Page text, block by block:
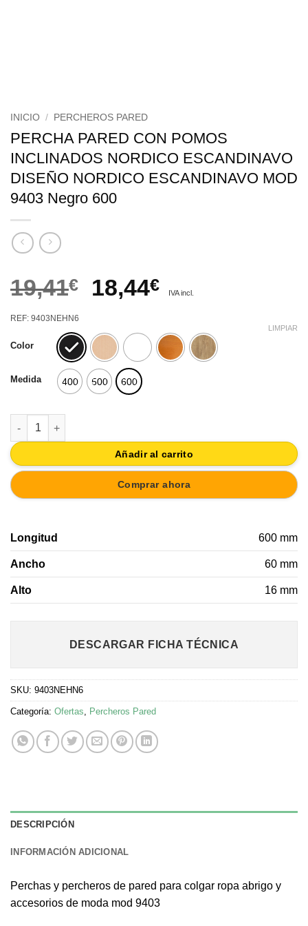
INICIO / PERCHEROS PARED
PERCHA PARED CON POMOS
INCLINADOS NORDICO ESCANDINAVO
DISEÑO NORDICO ESCANDINAVO MOD
9403 Negro 600
19,41€
El
original
era:
19,41€.
18,44€El
actual
es:
IVA incl.
REF: 9403NEHN6
Color
Medida 400 500 600
LIMPIAR
PERCHA PARED CON POMOS INCLINADOS NORDICO
Añadir al carrito
Comprar ahora
Longitud 600 mm
Ancho 60 mm
Alto 16 mm
DESCARGAR FICHA TÉCNICA
SKU: 9403NEHN6
Categoría: Ofertas Percheros Pared
DESCRIPCIÓN
INFORMACIÓN ADICIONAL
Perchas y percheros de pared para colgar ropa abrigo y
accesorios de moda mod 9403